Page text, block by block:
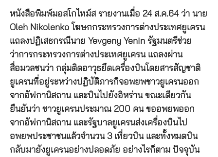
หนังสือพิมพ์มอสโกไทม์ส รายงานเมื่อ 24 ส.ค.64 ว่า นาย
Oleh Nikolenko โฆษกกระทรวงการต่างประเทศยูเครน
แถลงปฏิเสธกรณีนาย Yevgeny Yenin รัฐมนตรีช่วย
ว่าการกระทรวงการต่างประเทศยูเครน แถลงผ่าน
สื่อมวลชนว่า กลุ่มติดอาวุธยึดเครื่องบินโดยสารสัญชาติ
ยูเครนที่อยู่ระหว่างปฏิบัติภารกิจอพยพชาวยูเครนออก
จากอัฟกานิสถาน และบินไปยังอิหร่าน ขณะเดียวกัน
ยืนยันว่า ชาวยูเครนประมาณ 200 คน ขออพยพออก
จากอัฟกานิสถาน และรัฐบาลยูเครนส่งเครื่องบินไป
อพยพประชาชนแล้วจำนวน 3 เที่ยวบิน และทั้งหมดบิน
กลับมายังยูเครนอย่างปลอดภัย อย่างไรก็ตาม ปัจจุบัน